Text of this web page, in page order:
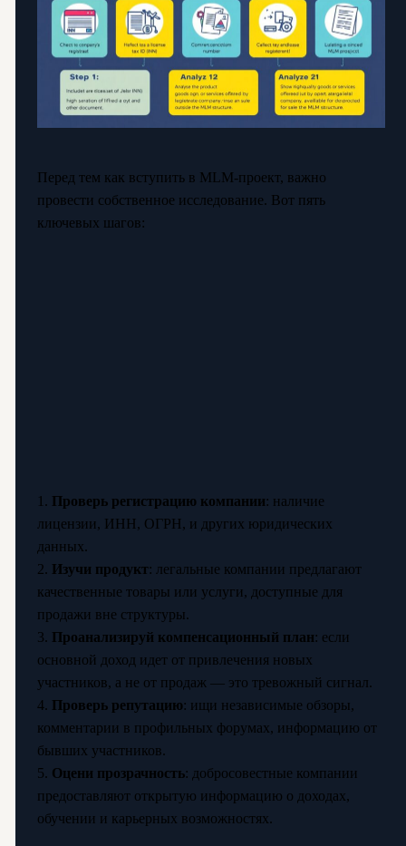
Перед тем как вступить в MLM-проект, важно
провести собственное исследование. Вот пять
ключевых шагов:
1. Проверь регистрацию компании: наличие
лицензии, ИНН, ОГРН, и других юридических
данных.
2. Изучи продукт: легальные компании предлагают
качественные товары или услуги, доступные для
продажи вне структуры.
3. Проанализируй компенсационный план: если
основной доход идет от привлечения новых
участников, а не от продаж — это тревожный сигнал.
4. Проверь репутацию: ищи независимые обзоры,
комментарии в профильных форумах, информацию от
бывших участников.
5. Оцени прозрачность: добросовестные компании
предоставляют открытую информацию о доходах,
обучении и карьерных возможностях.